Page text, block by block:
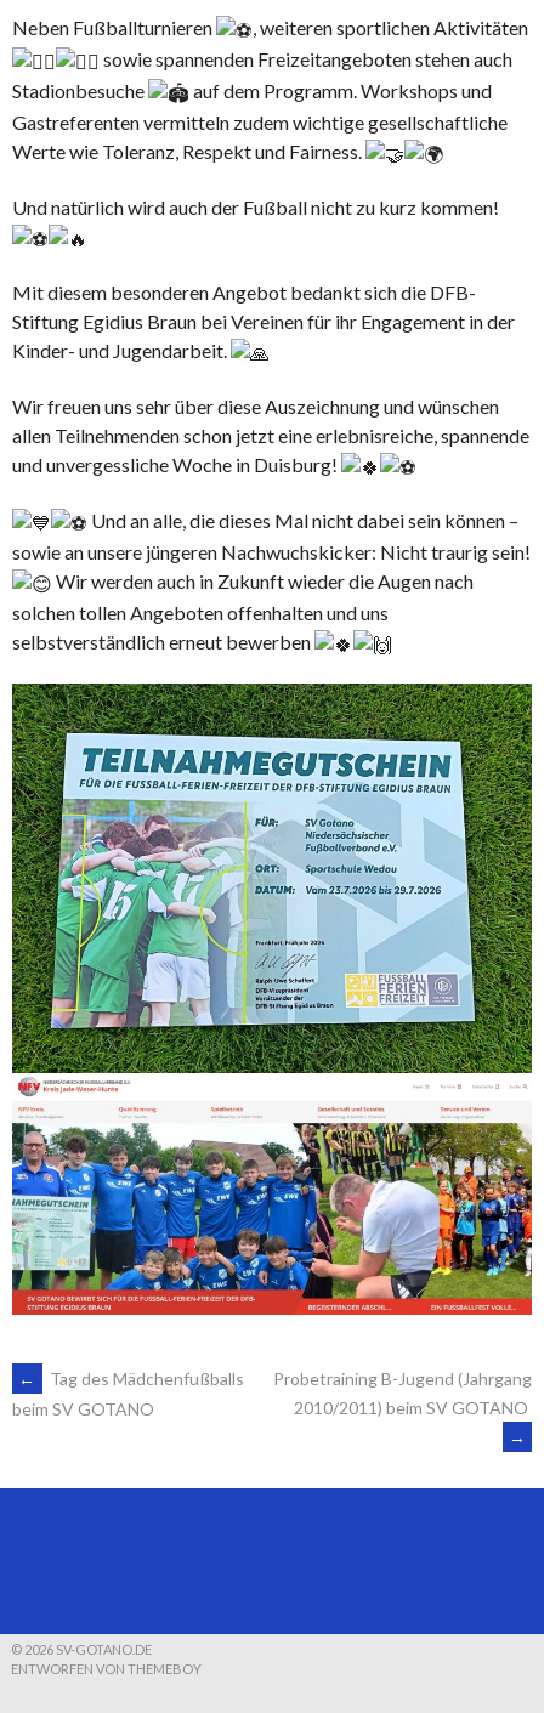
Neben Fußballturnieren
, weiteren sportlichen Aktivitäten
sowie spannenden Freizeitangeboten stehen auch
Stadionbesuche
auf dem Programm. Workshops und
Gastreferenten vermitteln zudem wichtige gesellschaftliche
Werte wie Toleranz, Respekt und Fairness.
Und natürlich wird auch der Fußball nicht zu kurz kommen!
Mit diesem besonderen Angebot bedankt sich die DFB-
Stiftung Egidius Braun bei Vereinen für ihr Engagement in der
Kinder- und Jugendarbeit.
Wir freuen uns sehr über diese Auszeichnung und wünschen
allen Teilnehmenden schon jetzt eine erlebnisreiche, spannende
und unvergessliche Woche in Duisburg!
Und an alle, die dieses Mal nicht dabei sein können –
sowie an unsere jüngeren Nachwuchskicker: Nicht traurig sein!
Wir werden auch in Zukunft wieder die Augen nach
solchen tollen Angeboten offenhalten und uns
selbstverständlich erneut bewerben
ARTIKEL-
←
Tag des Mädchenfußballs
beim SV GOTANO
Probetraining B-Jugend (Jahrgang
2010/2011) beim SV GOTANO
→
© 2026 SV-GOTANO.DE
ENTWORFEN VON THEMEBOY